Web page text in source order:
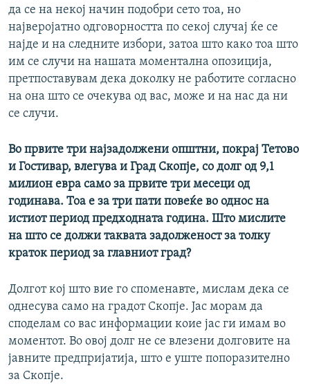
да се на некој начин подобри сето тоа, но
најверојатно одговорността по секој случај ќе се
најде и на следните избори, затоа што како тоа што
им се случи на нашата моментална опозиција,
претпоставувам дека доколку не работите согласно
на она што се очекува од вас, може и на нас да ни
се случи.
Во првите три најзадолжени општни, покрај Тетово
и Гостивар, влегува и Град Скопје, со долг од 9,1
милион евра само за првите три месеци од
годинава. Тоа е за три пати повеќе во однос на
истиот период предходната година. Што мислите
на што се должи таквата задолженост за толку
краток период за главниот град?
Долгот кој што вие го споменавте, мислам дека се
однесува само на градот Скопје. Јас морам да
споделам со вас информации коие јас ги имам во
моментот. Во овој долг не се влезени долговите на
јавните предпријатија, што е уште попоразително
за Скопје.